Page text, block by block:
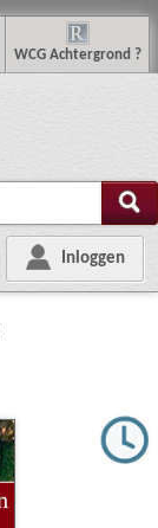
WCG Achtergrond ?
Inloggen